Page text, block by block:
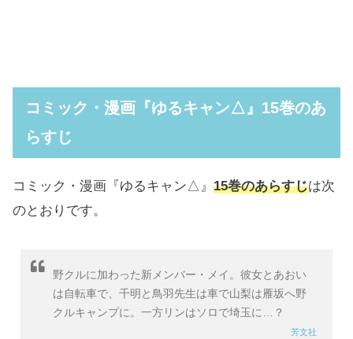
コミック・漫画『ゆるキャン△』15巻のあ
らすじ
コミック・漫画『ゆるキャン△』 15巻のあらすじは次
のとおりです。
野クルに加わった新メンバー・メイ。彼女とあおい
は自転車で、千明と鳥羽先生は車で山梨は雁坂へ野
クルキャンプに。一方リンはソロで埼玉に…？
芳文社